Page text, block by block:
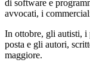
di software e
avvocati, i
In ottobre, gli autisti, i
posta e gli autori,
maggiore.